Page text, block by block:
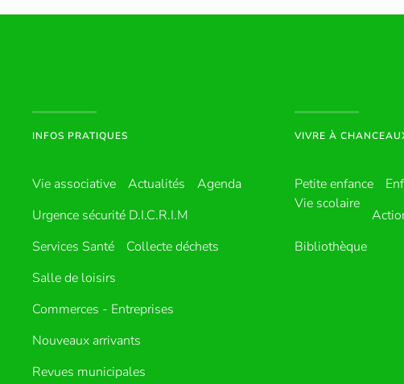
INFOS PRATIQUES
Vie associative Actualités
Agenda
Urgence sécurité D.I.C.R.I.M
Services Santé
Collecte déchets
Salle de loisirs
Commerces - Entreprises
Nouveaux arrivants
Revues municipales
VIVRE À
Petite enfance
Vie scolaire
Bibliothèque